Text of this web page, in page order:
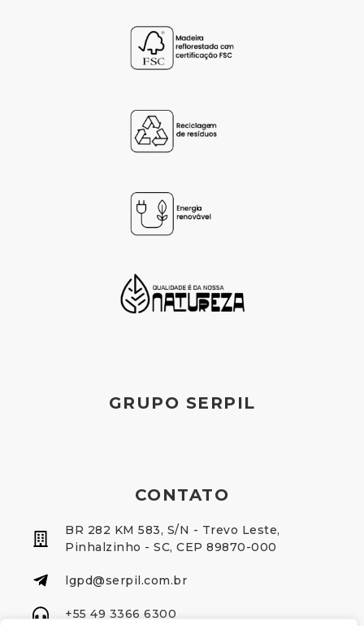
GRUPO SERPIL
CONTATO
BR 282 KM 583, S/N - Trevo Leste,
Pinhalzinho - SC, CEP 89870-000
lgpd@serpil.com.br
+55 49 3366 6300